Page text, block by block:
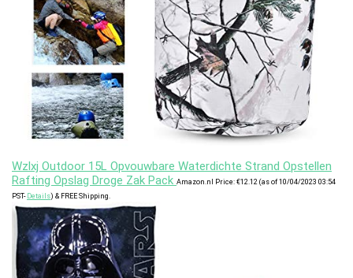
Wzlxj Outdoor 15L Opvouwbare Waterdichte Strand Opstellen
Rafting Opslag Droge Zak Pack Amazon.nl Price: €12.12 (as of 10/04/2023 03:54
PST- Details) & FREE Shipping.